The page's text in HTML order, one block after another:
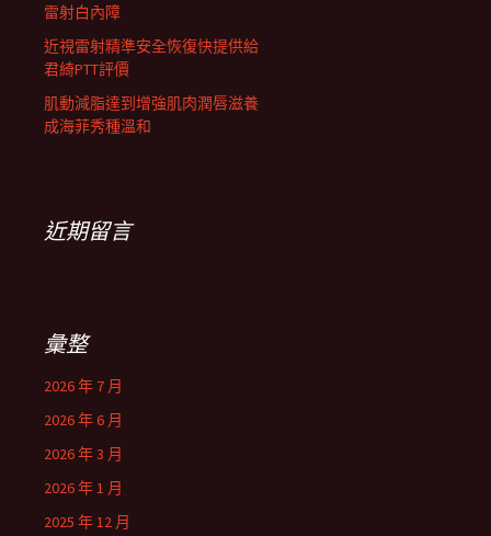
雷射白內障
近視雷射精準安全恢復快提供給
君綺PTT評價
肌動減脂達到增強肌肉潤唇滋養
成海菲秀種溫和
近期留言
彙整
2026 年 7 月
2026 年 6 月
2026 年 3 月
2026 年 1 月
2025 年 12 月